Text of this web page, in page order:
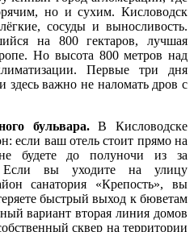
но и сухим. Кисловодск
сосуды и выносливость.
на 800 гектаров, лучшая
Но высота 800 метров над
Первые три дня
здесь важно не наломать дров с
бульвара.В Кисловодске
если ваш отель стоит прямо на
будете до полуночи из за
Если вы уходите на улицу
санатория «Крепость», вы
быстрый выход к бюветам
вариант вторая линия домов
сквер на территории